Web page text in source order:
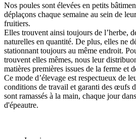
Nos poules sont élevées en petits
déplaçons chaque semaine au sein de
fruitiers.
Elles trouvent ainsi toujours de l’herbe,
naturelles en quantité. De plus, elles ne
stationnant toujours au même endroit.
trouvent elles mêmes, nous leur
matières premières issues de la ferme et
Ce mode d’élevage est respectueux de
conditions de travail et garanti des œufs
sont ramassés à la main, chaque jour
d'épeautre.